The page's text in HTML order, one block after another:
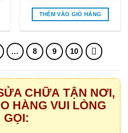
là:
₫1,250,000.
tại
THÊM VÀO GIỎ HÀNG
… 8 9 10
CHỮA TẬN NƠI,
HÀNG VUI LÒNG
GỌI: